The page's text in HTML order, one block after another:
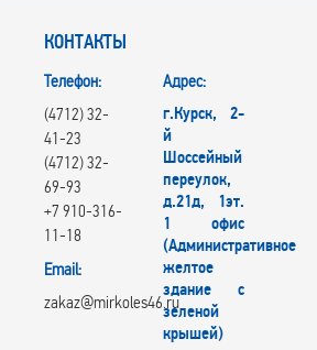
КОНТАКТЫ
Телефон:
(4712) 32-
41-23
(4712) 32-
69-93
+7 910-316-
11-18
Email:
zakaz@mirkoles46.ru
Адрес:
г.Курск, 2-
й
Шоссейный
переулок,
д.21д, 1эт.
1 офис
(Административное
желтое
здание с
зеленой
крышей)